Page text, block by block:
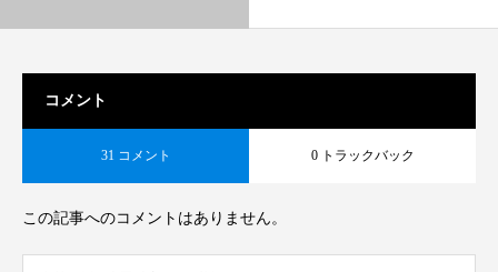
コメント
31 コメント 0 トラックバック
この記事へのコメントはありません。